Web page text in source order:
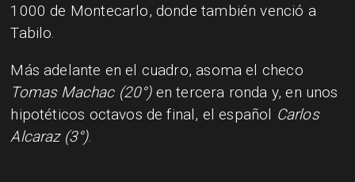
1000 de Montecarlo, donde también venció a
Tabilo.
Más adelante en el cuadro, asoma el checo
Tomas Machac (20°)en tercera ronda y, en unos
hipotéticos octavos de final, el español Carlos
Alcaraz (3°).